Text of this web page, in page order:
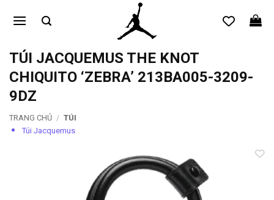
qua
dungTÚI JACQUEMUS THE KNOT
CHIQUITO ‘ZEBRA’ 213BA005-3209-
9DZ
TRANG CHỦ / TÚI
Túi Jacquemus